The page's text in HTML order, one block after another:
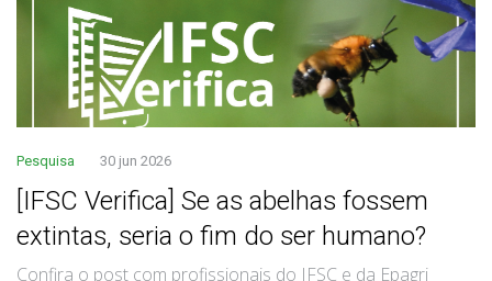
Pesquisa 30 jun 2026
[IFSC Verifica] Se as abelhas fossem
extintas, seria o fim do ser humano?
Confira o post com profissionais do IFSC e da Epagri